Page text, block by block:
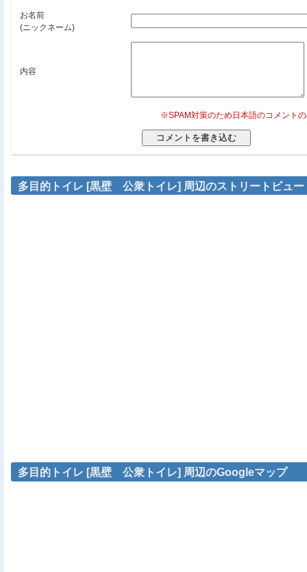
お名前
(ニックネーム)
内容
※SPAM対策のため日本語のコメント
多目的トイレ [黒壁 公衆トイレ] 周辺のストリートビュー
多目的トイレ [黒壁 公衆トイレ] 周辺のGoogleマップ